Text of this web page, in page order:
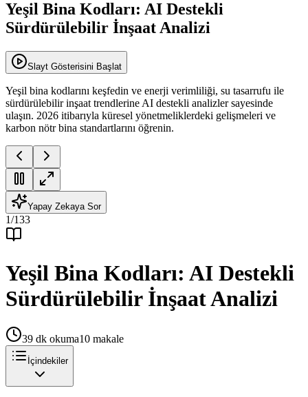
Yeşil Bina Kodları: AI Destekli
Sürdürülebilir İnşaat Analizi
Slayt Gösterisini Başlat
Yeşil bina kodlarını keşfedin ve enerji verimliliği, su tasarrufu ile
sürdürülebilir inşaat trendlerine AI destekli analizler sayesinde
ulaşın. 2026 itibarıyla küresel yönetmeliklerdeki gelişmeleri ve
karbon nötr bina standartlarını öğrenin.
Yapay Zekaya Sor
1/133
Yeşil Bina Kodları: AI Destekli
Sürdürülebilir İnşaat Analizi
39 dk okuma10 makale
İçindekiler